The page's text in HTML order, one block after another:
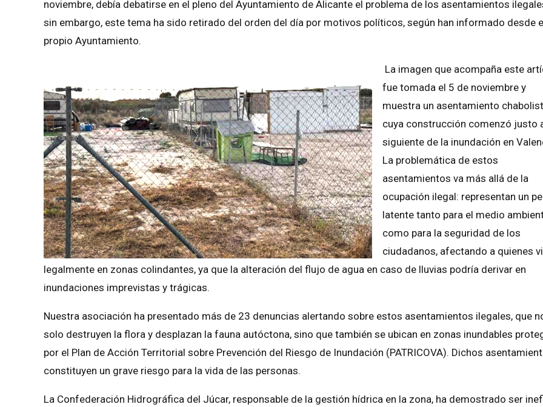
noviembre, debía debatirse en el pleno del Ayuntamiento de Alicante el problema de los asentamientos
sin embargo, este tema ha sido retirado del orden del día por motivos políticos, según han informado desde
propio Ayuntamiento.
La imagen que acompaña este
fue tomada el 5 de noviembre y
muestra un asentamiento
cuya construcción comenzó justo
siguiente de la inundación en
La problemática de estos
asentamientos va más allá de la
ocupación ilegal: representan un
latente tanto para el medio
como para la seguridad de los
ciudadanos, afectando a quienes
legalmente en zonas colindantes, ya que la alteración del flujo de agua en caso de lluvias podría derivar en
inundaciones imprevistas y trágicas.
Nuestra asociación ha presentado más de 23 denuncias alertando sobre estos asentamientos ilegales, que
solo destruyen la flora y desplazan la fauna autóctona, sino que también se ubican en zonas inundables
por el Plan de Acción Territorial sobre Prevención del Riesgo de Inundación (PATRICOVA). Dichos
constituyen un grave riesgo para la vida de las personas.
La Confederación Hidrográfica del Júcar, responsable de la gestión hídrica en la zona, ha demostrado ser